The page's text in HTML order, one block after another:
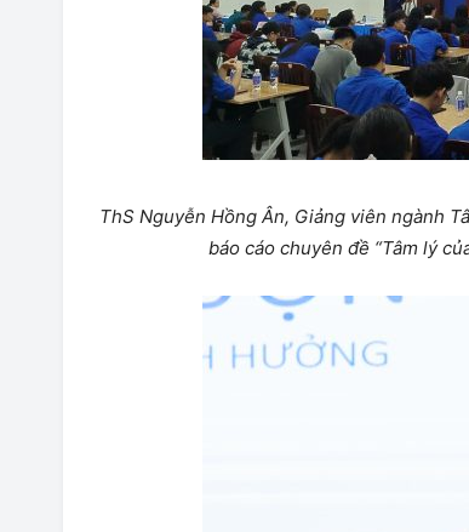
ThS Nguyễn Hồng Ân, Giảng viên ngành
báo cáo chuyên đề “Tâm lý